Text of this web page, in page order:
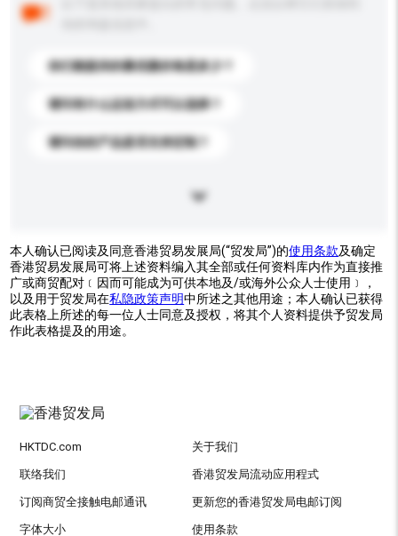
你们能提供的最优惠价格是多少？
请问有什么运送方式可以选择？
请问你的产品是否支持定制？
本人确认已阅读及同意香港贸易发展局(“贸发局”)的使用条款及确定
香港贸易发展局可将上述资料编入其全部或任何资料库内作为直接推
广或商贸配对﹝因而可能成为可供本地及/或海外公众人士使用﹞，
以及用于贸发局在私隐政策声明中所述之其他用途；本人确认已获得
此表格上所述的每一位人士同意及授权，将其个人资料提供予贸发局
作此表格提及的用途。
HKTDC.com 关于我们
联络我们 香港贸发局流动应用程式
订阅商贸全接触电邮通讯 更新您的香港贸发局电邮订阅
字体大小 使用条款